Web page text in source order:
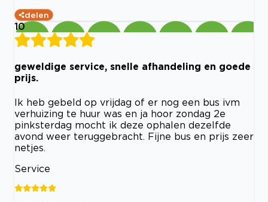
delen
10
geweldige service, snelle afhandeling en goede
prijs.
Ik heb gebeld op vrijdag of er nog een bus ivm
verhuizing te huur was en ja hoor zondag 2e
pinksterdag mocht ik deze ophalen dezelfde
avond weer teruggebracht. Fijne bus en prijs zeer
netjes.
Service